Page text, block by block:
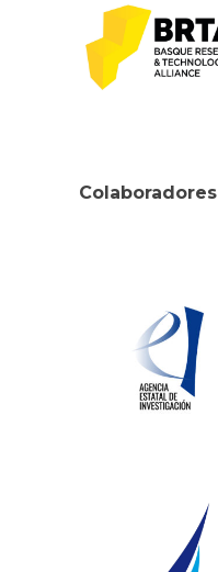
Colaboradores